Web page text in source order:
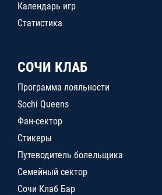
Календарь игр
Статистика
СОЧИ КЛАБ
Программа лояльности
Sochi Queens
Фан-сектор
Стикеры
Путеводитель болельщика
Семейный сектор
Сочи Клаб Бар